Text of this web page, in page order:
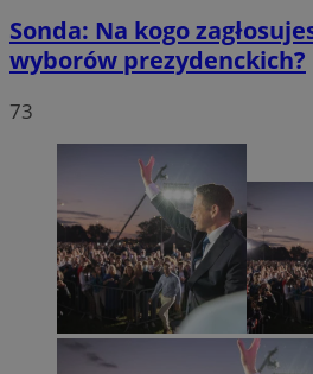
Sonda: Na kogo
wyborów prezydenckich?
73